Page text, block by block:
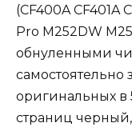
(CF400A CF401A
Pro M252DW
обнуленными
самостоятельно
оригинальных в
страниц черный,